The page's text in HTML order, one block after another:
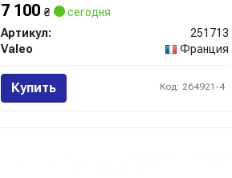
7 100₴
сегодня
Артикул:
251713
Valeo
Франция
Купить Код: 264921-4